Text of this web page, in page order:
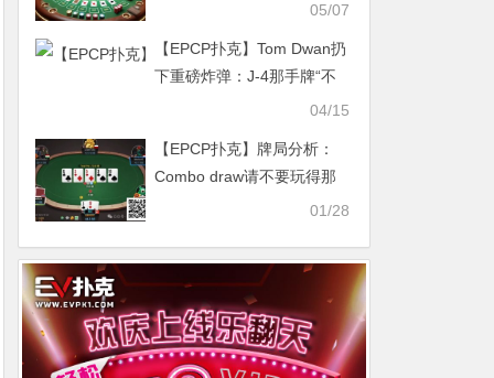
05/07
【EPCP扑克】Tom Dwan扔
下重磅炸弹：J-4那手牌“不
干净”，我掌握从未公开的信
04/15
【EPCP扑克】牌局分析：
Combo draw请不要玩得那
01/28